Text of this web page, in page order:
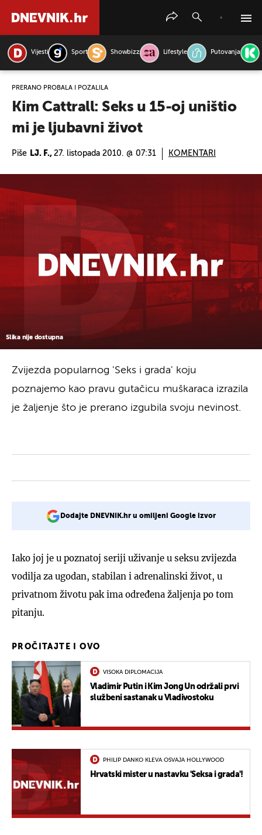
Vijesti Sport Showbizz Lifestyle Putovanja
PRERANO PROBALA I POŽALILA
Kim Cattrall: Seks u 15-oj uništio
mi je ljubavni život
Piše LJ. F., 27. listopada 2010. @ 07:31 KOMENTARI
Slika nije dostupna
Zvijezda popularnog 'Seks i grada' koju
poznajemo kao pravu gutačicu muškaraca izrazila
je žaljenje što je prerano izgubila svoju nevinost.
Dodajte DNEVNIK.hr u omiljeni Google izvor
Iako joj je u poznatoj seriji uživanje u seksu zvijezda
vodilja za ugodan, stabilan i adrenalinski život, u
privatnom životu pak ima određena žaljenja po tom
pitanju.
PROČITAJTE I OVO
VISOKA DIPLOMACIJA
Vladimir Putin i Kim Jong Un održali prvi
službeni sastanak u Vladivostoku
PHILIP DANKO KLEVA OSVAJA HOLLYWOOD
Hrvatski mister u nastavku 'Seksa i grada'!
PRETRAŽITE VIJESTI